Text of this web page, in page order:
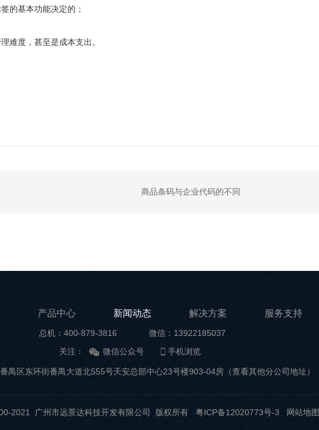
基本功能决定的；
度，甚至是成本支出。
商品条码与企业代码的不同
产品中心 新闻动态 解决方案 服务支持
总机：400-879-3816
微信：13922185037
关注：
微信公众号 手机浏览
禺区东环街番禺大道北555号天安总部中心23号楼903-04房（查看其他分公司地址）
2021 广州市远景达科技开发有限公司 版权所有 粤ICP备12020773号-3 网站地图